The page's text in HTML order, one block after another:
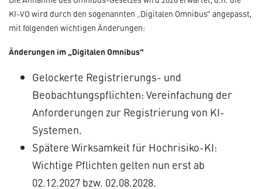
KI-VO wird durch den sogenannten „Digitalen Omnibus“ angepasst,
mit folgenden wichtigen Änderungen:
Änderungen im „Digitalen Omnibus“
Gelockerte Registrierungs- und
Beobachtungspflichten: Vereinfachung der
Anforderungen zur Registrierung von KI-
Systemen.
Spätere Wirksamkeit für Hochrisiko-KI:
Wichtige Pflichten gelten nun erst ab
02.12.2027 bzw. 02.08.2028.